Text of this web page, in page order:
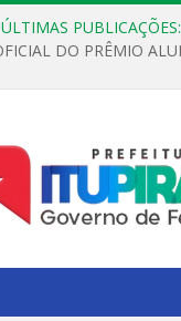
ÚLTIMAS PUBLICAÇÕES: